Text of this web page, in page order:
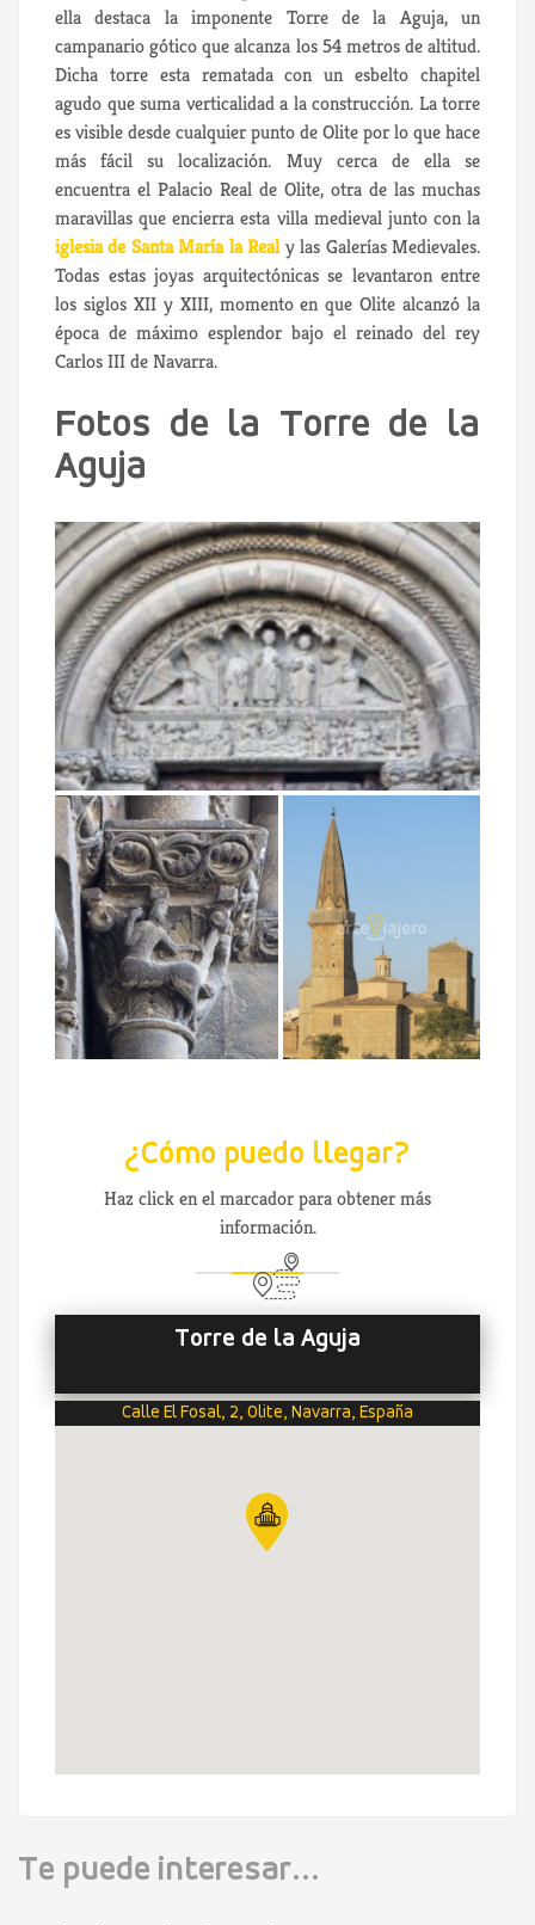
ella destaca la imponente Torre de la Aguja, un
campanario gótico que alcanza los 54 metros de altitud.
Dicha torre esta rematada con un esbelto chapitel
agudo que suma verticalidad a la construcción. La torre
es visible desde cualquier punto de Olite por lo que hace
más fácil su localización. Muy cerca de ella se
encuentra el Palacio Real de Olite, otra de las muchas
maravillas que encierra esta villa medieval junto con la
iglesia de Santa María la Realy las Galerías Medievales.
Todas estas joyas arquitectónicas se levantaron entre
los siglos XII y XIII, momento en que Olite alcanzó la
época de máximo esplendor bajo el reinado del rey
Carlos III de Navarra.
Fotos de la Torre de la
Aguja
¿Cómo puedo llegar?
Haz click en el marcador para obtener más
información.
Torre de la Aguja
Calle El Fosal, 2, Olite, Navarra, España
Te puede interesar...